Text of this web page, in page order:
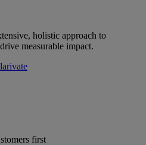
holistic approach to
measurable impact.
first